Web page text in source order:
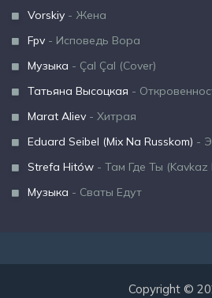
Vorskiy - Жена
Fpv - Исповедь Вора
Музыка - Çal Çal (Cover)
Татьяна Высоцкая -
Marat Aliev - Хитрая
Eduard Seibel (Mix Na Russkom) -
Strefa Hitów - Там Где Ты (Kavkaz
Музыка - Сваты Едут
Copyright ©